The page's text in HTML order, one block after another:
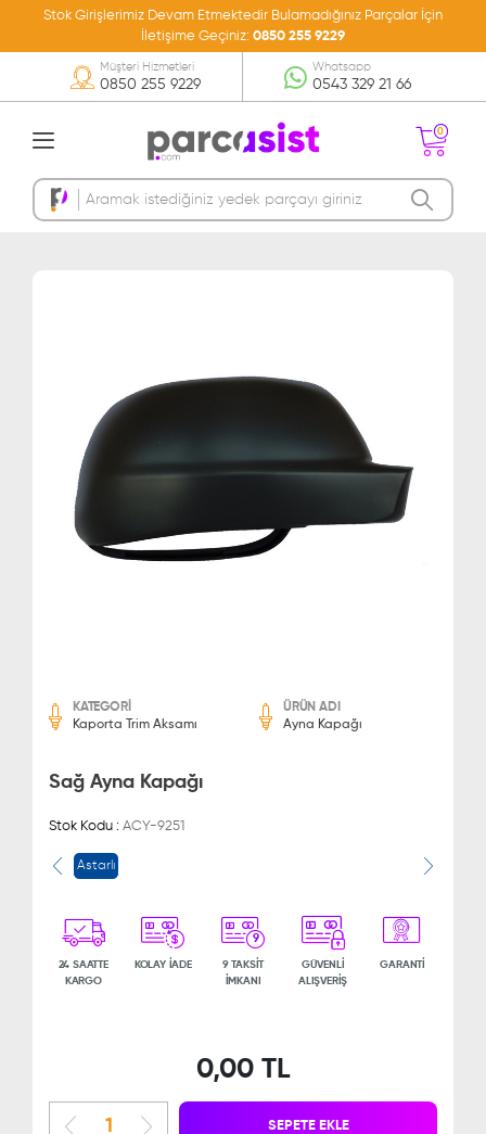
Stok Girişlerimiz Devam Etmektedir Bulamadığınız Parçalar İçin
İletişime Geçiniz: 0850 255 9229
0850 255 9229
Müşteri Hizmetleri
0543 329 21 66
Whatsapp
0
Sepetinizde Ürün
KATEGORİ
Kaporta Trim Aksamı
ÜRÜN ADI
Ayna Kapağı
Sağ Ayna Kapağı
Stok Kodu : ACY-9251
Astarlı
24 SAATTE
KARGO
KOLAY İADE
9
9 TAKSİT
İMKANI
GÜVENLİ
ALIŞVERİŞ
GARANTİ
0,00 TL
SEPETE EKLE